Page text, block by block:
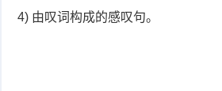
4) 由叹词构成的感叹句。